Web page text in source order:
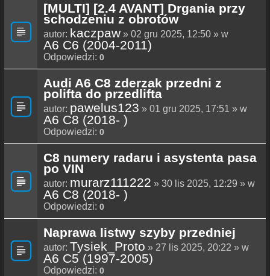
[MULTI] [2.4 AVANT] Drgania przy
schodzeniu z obrotów
autor: kaczpaw » 02 gru 2025, 12:50 » w
A6 C6 (2004-2011)
Odpowiedzi: 0
Audi A6 C8 zderzak przedni z
polifta do przedlifta
autor: pawelus123 » 01 gru 2025, 17:51 » w
A6 C8 (2018- )
Odpowiedzi: 0
C8 numery radaru i asystenta pasa
po VIN
autor: murarz111222 » 30 lis 2025, 12:29 » w
A6 C8 (2018- )
Odpowiedzi: 0
Naprawa listwy szyby przedniej
autor: Tysiek_Proto » 27 lis 2025, 20:22 » w
A6 C5 (1997-2005)
Odpowiedzi: 0